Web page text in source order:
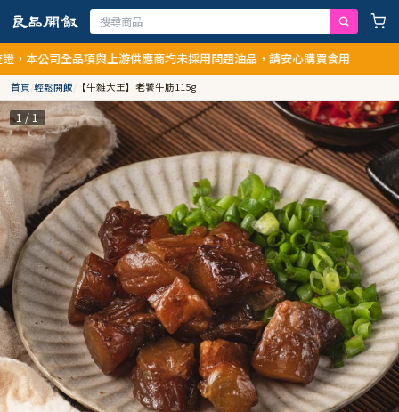
本公司全品項與上游供應商均未採用問題油品，請安心購買食用
首頁/輕鬆開飯/ 【牛雜大王】老饕牛筋115g
1 / 1